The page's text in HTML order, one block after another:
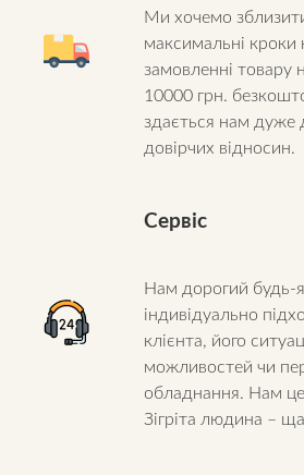
Ми хочемо
максимальні кроки
замовленні товару
10000 грн.
здається нам дуже
довірчих відносин.
Сервіс
Нам дорогий будь-
індивідуально
клієнта, його
можливостей чи
обладнання. Нам це
Зігріта людина –